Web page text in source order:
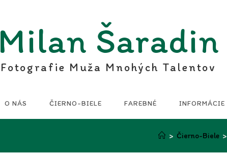
Milan Šaradin
Fotografie Muža Mnohých Talentov
O NÁS ČIERNO-BIELE FAREBNÉ INFORMÁCIE
> Čierno-Biele >